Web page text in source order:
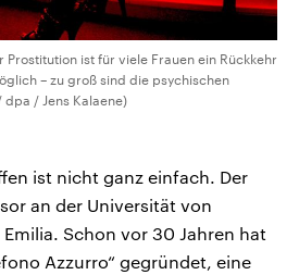
Prostitution ist für viele Frauen ein Rückkehr
– zu groß sind die psychischen
/ Jens Kalaene)
ist nicht ganz einfach. Der
an der Universität von
Schon vor 30 Jahren hat
Azzurro“ gegründet, eine